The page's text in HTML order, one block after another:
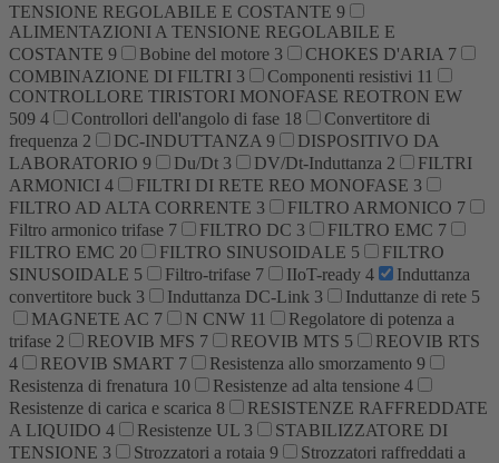
TENSIONE REGOLABILE E COSTANTE 9
ALIMENTAZIONI A TENSIONE REGOLABILE E
COSTANTE 9 Bobine del motore 3 CHOKES D'ARIA 7
COMBINAZIONE DI FILTRI 3 Componenti resistivi 11
CONTROLLORE TIRISTORI MONOFASE REOTRON EW
509 4 Controllori dell'angolo di fase 18
Convertitore di
frequenza 2 DC-INDUTTANZA 9
DISPOSITIVO DA
LABORATORIO 9 Du/Dt 3 DV/Dt-Induttanza 2
FILTRI
ARMONICI 4 FILTRI DI RETE REO MONOFASE 3
FILTRO AD ALTA CORRENTE 3 FILTRO ARMONICO 7
Filtro armonico trifase 7 FILTRO DC 3 FILTRO EMC 7
FILTRO EMC 20 FILTRO SINUSOIDALE 5
FILTRO
SINUSOIDALE 5 Filtro-trifase 7 IIoT-ready 4
Induttanza
convertitore buck 3 Induttanza DC-Link 3 Induttanze di rete 5
MAGNETE AC 7 N CNW 11
Regolatore di potenza a
trifase 2 REOVIB MFS 7 REOVIB MTS 5
REOVIB RTS
4
REOVIB SMART 7 Resistenza allo smorzamento 9
Resistenza di frenatura 10 Resistenze ad alta tensione 4
Resistenze di carica e scarica 8
RESISTENZE RAFFREDDATE
A LIQUIDO 4 Resistenze UL 3
STABILIZZATORE DI
TENSIONE 3 Strozzatori a rotaia 9
Strozzatori raffreddati a